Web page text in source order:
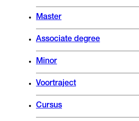
Master
Associate degree
Minor
Voortraject
Cursus